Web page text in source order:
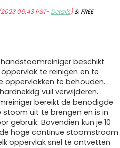
06:43 PST- Details)&FREE
beschikt
te reinigen en te
oppervlakken te behouden.
vuil verwijderen.
bereikt de benodigde
uit te brengen en is in
gebruik. Bovendien kun je 10
hoge continue stoomstroom
oppervlak snel te ontvetten